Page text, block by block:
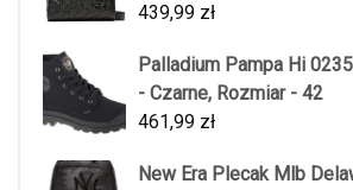
439,99 zł
Palladium Pampa Hi
- Czarne, Rozmiar - 42
461,99 zł
New Era Plecak Mlb